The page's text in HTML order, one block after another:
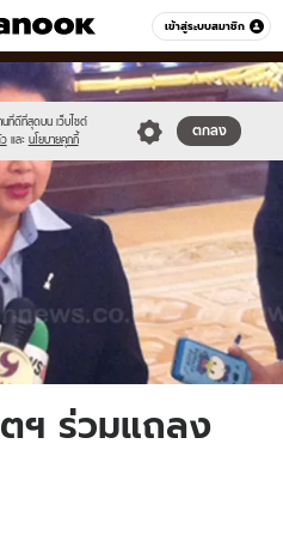
เข้าสู่ระบบสมาชิก
หมวดอื่นๆ
นที่ดีที่สุดบน เว็บไซต์
และ นโยบายคุกกี้
ตกลง
637287-
ฯ ร่วมแถลง